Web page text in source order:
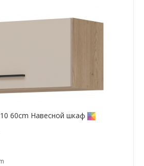
60cm Навесной шкаф